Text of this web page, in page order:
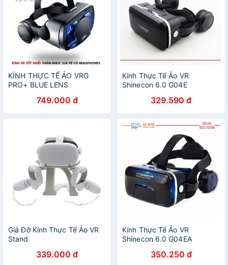
KÍNH THỰC TẾ ẢO VRG
PRO+ BLUE LENS
749.000 đ
Kính Thực Tế Ảo VR
Shinecon 6.0 G04E
329.590 đ
Giá Đỡ Kính Thực Tế Ảo VR
Stand
339.000 đ
Kính Thực Tế Ảo VR
Shinecon 6.0 G04EA
350.250 đ